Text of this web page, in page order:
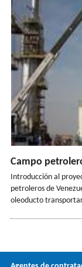
Campo
Introducción al
petroleros de
oleoducto